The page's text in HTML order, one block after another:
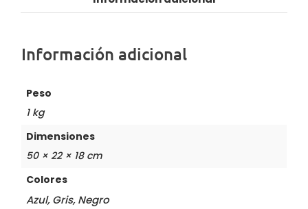
Información adicional
Peso
1 kg
Dimensiones
50 × 22 × 18 cm
Colores
Azul, Gris, Negro